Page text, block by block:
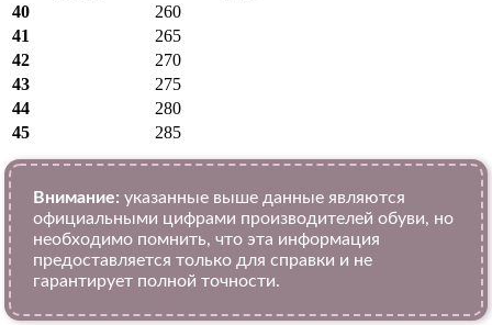
40
260
41
265
42
270
43
275
44
280
45
285
Внимание: указанные выше данные являются
официальными цифрами производителей обуви, но
необходимо помнить, что эта информация
предоставляется только для справки и не
гарантирует полной точности.